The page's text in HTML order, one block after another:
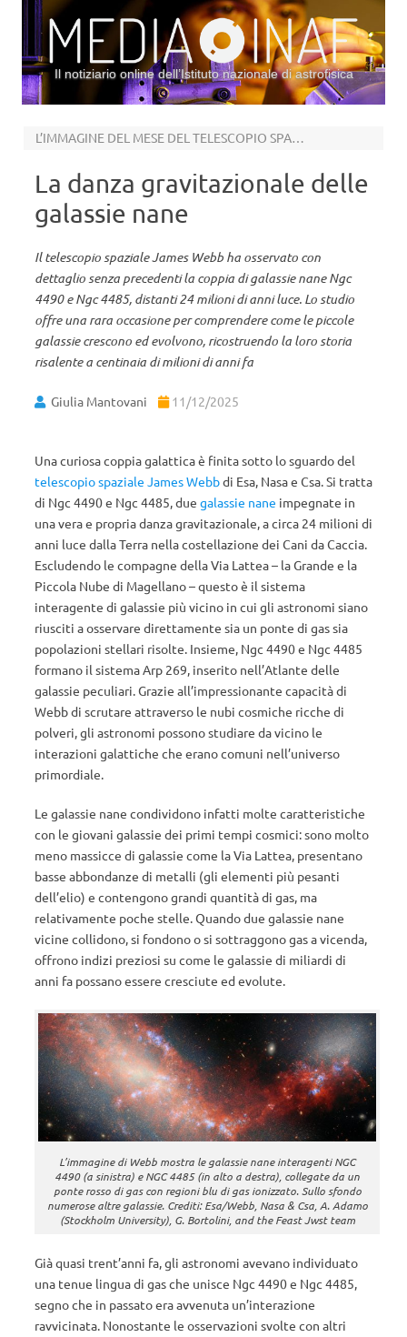
Il notiziario online dell’Istituto nazionale di astrofisica
L’IMMAGINE DEL MESE DEL TELESCOPIO SPAZIALE JAMES WEBB
La danza gravitazionale delle
galassie nane
Il telescopio spaziale James Webb ha osservato con
dettaglio senza precedenti la coppia di galassie nane Ngc
4490 e Ngc 4485, distanti 24 milioni di anni luce. Lo studio
offre una rara occasione per comprendere come le piccole
galassie crescono ed evolvono, ricostruendo la loro storia
risalente a centinaia di milioni di anni fa
Giulia Mantovani 11/12/2025
Una curiosa coppia galattica è finita sotto lo sguardo del
telescopio spaziale James Webbdi Esa, Nasa e Csa. Si tratta
di Ngc 4490 e Ngc 4485, due galassie nane impegnate in
una vera e propria danza gravitazionale, a circa 24 milioni di
anni luce dalla Terra nella costellazione dei Cani da Caccia.
Escludendo le compagne della Via Lattea – la Grande e la
Piccola Nube di Magellano – questo è il sistema
interagente di galassie più vicino in cui gli astronomi siano
riusciti a osservare direttamente sia un ponte di gas sia
popolazioni stellari risolte. Insieme, Ngc 4490 e Ngc 4485
formano il sistema Arp 269, inserito nell’Atlante delle
galassie peculiari. Grazie all’impressionante capacità di
Webb di scrutare attraverso le nubi cosmiche ricche di
polveri, gli astronomi possono studiare da vicino le
interazioni galattiche che erano comuni nell’universo
primordiale.
Le galassie nane condividono infatti molte caratteristiche
con le giovani galassie dei primi tempi cosmici: sono molto
meno massicce di galassie come la Via Lattea, presentano
basse abbondanze di metalli (gli elementi più pesanti
dell’elio) e contengono grandi quantità di gas, ma
relativamente poche stelle. Quando due galassie nane
vicine collidono, si fondono o si sottraggono gas a vicenda,
offrono indizi preziosi su come le galassie di miliardi di
anni fa possano essere cresciute ed evolute.
L’immagine di Webb mostra le galassie nane interagenti NGC
4490 (a sinistra) e NGC 4485 (in alto a destra), collegate da un
ponte rosso di gas con regioni blu di gas ionizzato. Sullo sfondo
numerose altre galassie. Crediti: Esa/Webb, Nasa & Csa, A. Adamo
(Stockholm University), G. Bortolini, and the Feast Jwst team
Già quasi trent’anni fa, gli astronomi avevano individuato
una tenue lingua di gas che unisce Ngc 4490 e Ngc 4485,
segno che in passato era avvenuta un’interazione
ravvicinata. Nonostante le osservazioni svolte con altri